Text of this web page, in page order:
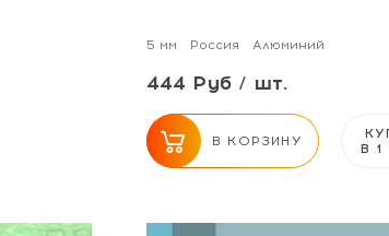
5 мм Россия Алюминий
444 Руб / шт.
В КОРЗИНУ
В 1